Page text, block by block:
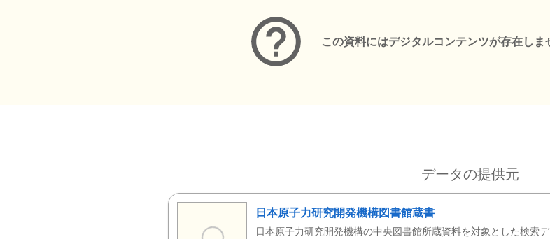
この資料にはデジタルコンテンツが存在しま
データの提供元
日本原子力研究開発機構図書館蔵書
日本原子力研究開発機構の中央図書館所蔵資料を対象とした検索